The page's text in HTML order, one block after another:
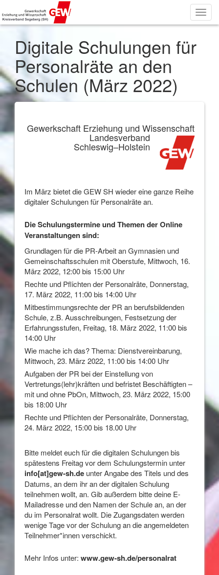
Digitale Schulungen für
Personalräte an den
Schulen (März 2022)
Gewerkschaft Erziehung und Wissenschaft
Landesverband
Schleswig–Holstein
Im März bietet die GEW SH wieder eine ganze Reihe
digitaler Schulungen für Personalräte an.
Die Schulungstermine und Themen der Online
Veranstaltungen sind:
Grundlagen für die PR-Arbeit an Gymnasien und
Gemeinschaftsschulen mit Oberstufe, Mittwoch, 16.
März 2022, 12:00 bis 15:00 Uhr
Rechte und Pflichten der Personalräte, Donnerstag,
17. März 2022, 11:00 bis 14:00 Uhr
Mitbestimmungsrechte der PR an berufsbildenden
Schule, z.B. Ausschreibungen, Festsetzung der
Erfahrungsstufen, Freitag, 18. März 2022, 11:00 bis
14:00 Uhr
Wie mache ich das? Thema: Dienstvereinbarung,
Mittwoch, 23. März 2022, 11:00 bis 14:00 Uhr
Aufgaben der PR bei der Einstellung von
Vertretungs(lehr)kräften und befristet Beschäftigten –
mit und ohne PbOn, Mittwoch, 23. März 2022, 15:00
bis 18:00 Uhr
Rechte und Pflichten der Personalräte, Donnerstag,
24. März 2022, 15:00 bis 18.00 Uhr
Bitte meldet euch für die digitalen Schulungen bis
spätestens Freitag vor dem Schulungstermin unter
info[at]gew-sh.de unter Angabe des Titels und des
Datums, an dem ihr an der digitalen Schulung
teilnehmen wollt, an. Gib außerdem bitte deine E-
Mailadresse und den Namen der Schule an, an der
du im Personalrat wollt. Die Zugangsdaten werden
wenige Tage vor der Schulung an die angemeldeten
Teilnehmer*innen verschickt.
Mehr Infos unter: www.gew-sh.de/personalrat